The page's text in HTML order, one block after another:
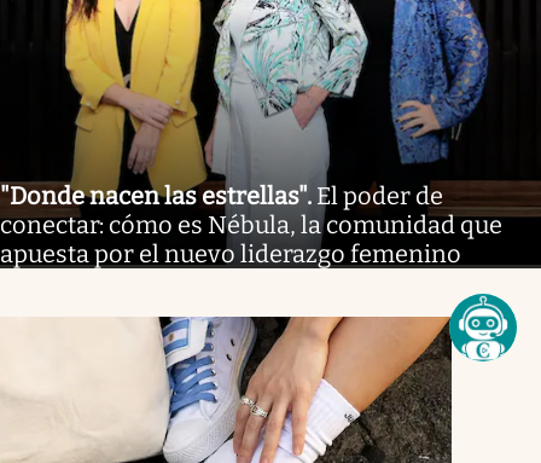
"Donde nacen las estrellas". El poder de
conectar: cómo es Nébula, la comunidad que
apuesta por el nuevo liderazgo femenino